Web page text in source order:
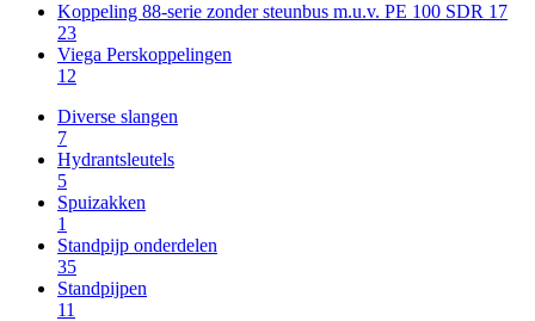
Koppeling 88-serie zonder steunbus m.u.v. PE 100 SDR 17
23
Viega Perskoppelingen
12
Diverse slangen
7
Hydrantsleutels
5
Spuizakken
1
Standpijp onderdelen
35
Standpijpen
11